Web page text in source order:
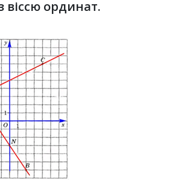
віссю ординат.